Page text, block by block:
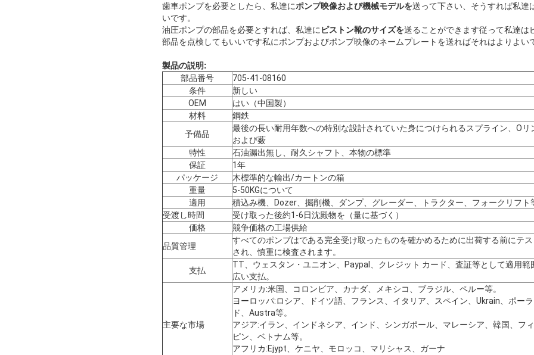
歯車ポンプを必要としたら、私達にポンプ映像および機械モデルを送って下さい、そうすれば私達
いです。
油圧ポンプの部品を必要とすれば、私達にピストン靴のサイズを送ることができます従って私達は
部品を点検してもいいです私にポンプおよびポンプ映像のネームプレートを送ればそれはよりよい
製品の説明:
部品番号
705-41-08160
条件
新しい
OEM
はい（中国製）
材料
鋼鉄
予備品
最後の長い耐用年数への特別な設計されていた身につけられるスプライン、Oリ
および薮
特性
石油漏出無し、耐久シャフト、本物の標準
保証
1年
パッケージ
木標準的な輸出/カートンの箱
重量
5-50KGについて
適用
積込み機、Dozer、掘削機、ダンプ、グレーダー、トラクター、フォークリフト
受渡し時間
受け取った後約1-6日沈殿物を（量に基づく）
価格
競争価格の工場供給
品質管理
すべてのポンプはである完全受け取ったものを確かめるために出荷する前にテス
され、慎重に検査されます。
支払
TT、ウェスタン・ユニオン、Paypal、クレジット カード、査証等として適用範
広い支払。
主要な市場
アメリカ:米国、コロンビア、カナダ、メキシコ、ブラジル、ペルー等。
ヨーロッパ:ロシア、ドイツ語、フランス、イタリア、スペイン、Ukrain、ポー
ド、Austra等。
アジア:イラン、インドネシア、インド、シンガポール、マレーシア、韓国、フ
ピン、ベトナム等。
アフリカ:Ejypt、ケニヤ、モロッコ、マリシャス、ガーナ